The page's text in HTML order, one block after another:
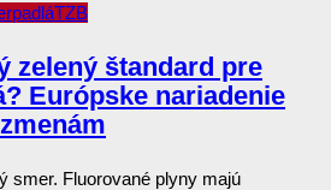
TZB
zelený štandard pre
Európske nariadenie
smer. Fluorované plyny majú